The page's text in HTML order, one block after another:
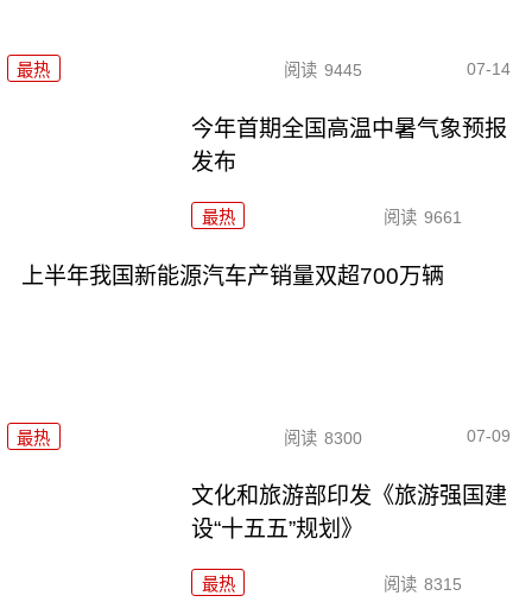
最热 阅读 9445 07-14
今年首期全国高温中暑气象预报
发布
最热 阅读 9661
上半年我国新能源汽车产销量双超700万辆
最热 阅读 8300 07-09
文化和旅游部印发《旅游强国建
设“十五五”规划》
最热 阅读 8315